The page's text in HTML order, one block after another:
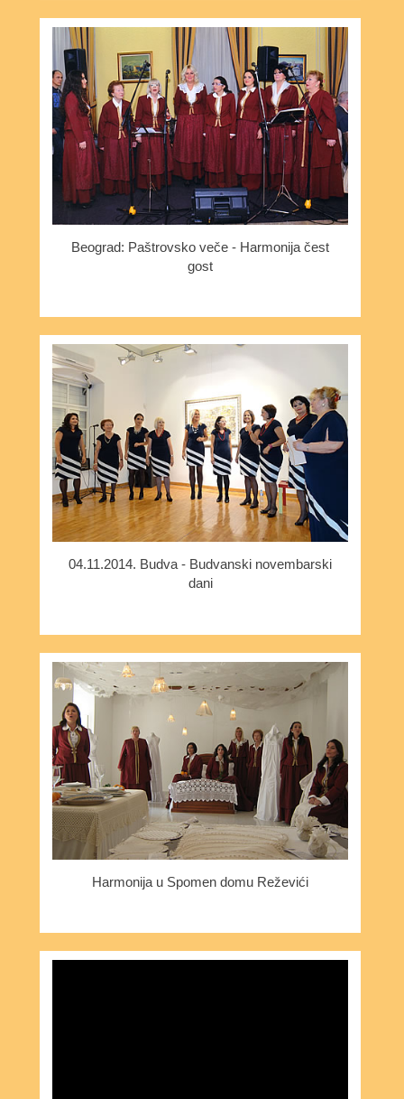
Beograd: Paštrovsko veče - Harmonija čest
gost
04.11.2014. Budva - Budvanski novembarski
dani
Harmonija u Spomen domu Reževići